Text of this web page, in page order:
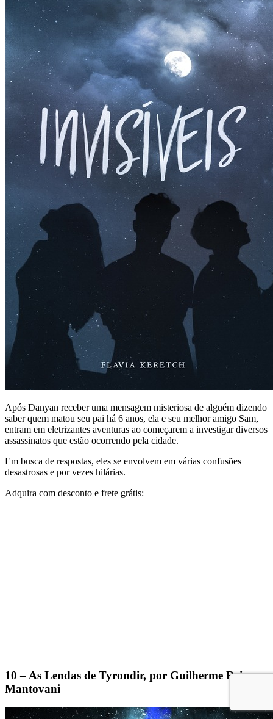
Após Danyan receber uma mensagem misteriosa de alguém dizendo
saber quem matou seu pai há 6 anos, ela e seu melhor amigo Sam,
entram em eletrizantes aventuras ao começarem a investigar diversos
assassinatos que estão ocorrendo pela cidade.
Em busca de respostas, eles se envolvem em várias confusões
desastrosas e por vezes hilárias.
Adquira com desconto e frete grátis:
10 – As Lendas de Tyrondir, por Guilherme Reis
Mantovani